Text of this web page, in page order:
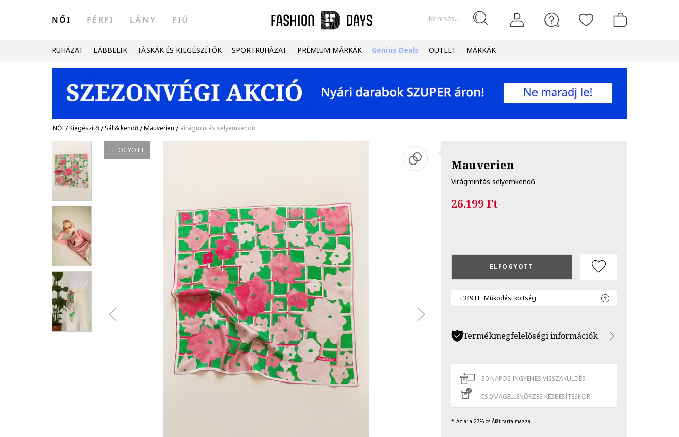
Keresés...
NŐI FÉRFI LÁNY FIÚ
RUHÁZAT LÁBBELIK TÁSKÁK ÉS KIEGÉSZÍTŐK SPORTRUHÁZAT PRÉMIUM MÁRKÁK Genius Deals OUTLET MÁRKÁK
NŐI/Kiegészítő/Sál & kendő/Mauverien / Virágmintás selyemkendő
ELFOGYOTT
Mauverien
Virágmintás selyemkendő
26.199 Ft
ELFOGYOTT
+349 Ft Működési költség
Termékmegfelelőségi információk
30 NAPOS INGYENES VISSZAKÜLDÉS
CSOMAGELLENŐRZÉS KÉZBESÍTÉSKOR
Az ár a 27%-os Áfát tartalmazza